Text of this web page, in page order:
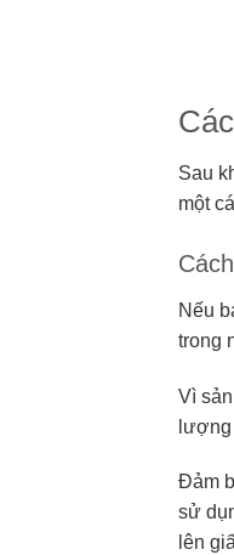
Sau
một
Nếu
trong
Vì
Đảm
sử
lên